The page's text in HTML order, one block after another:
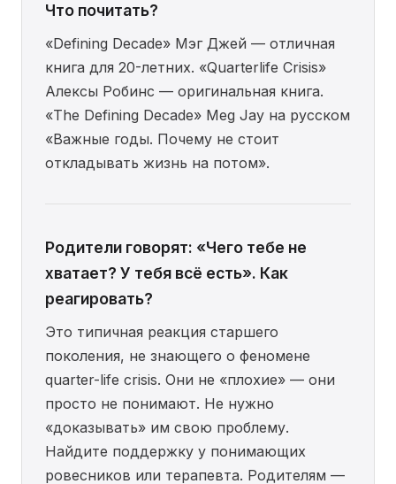
Что почитать?
«Defining Decade» Мэг Джей — отличная
книга для 20-летних. «Quarterlife Crisis»
Алексы Робинс — оригинальная книга.
«The Defining Decade» Meg Jay на русском
«Важные годы. Почему не стоит
откладывать жизнь на потом».
Родители говорят: «Чего тебе не
хватает? У тебя всё есть». Как
реагировать?
Это типичная реакция старшего
поколения, не знающего о феномене
quarter-life crisis. Они не «плохие» — они
просто не понимают. Не нужно
«доказывать» им свою проблему.
Найдите поддержку у понимающих
ровесников или терапевта. Родителям —